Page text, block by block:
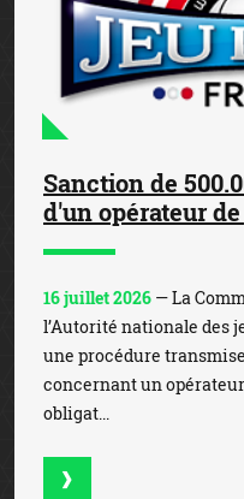
Sanction de
d'un opérateur
16 juillet 2026 — La
l’Autorité nationale des
une procédure
concernant un
obligat...